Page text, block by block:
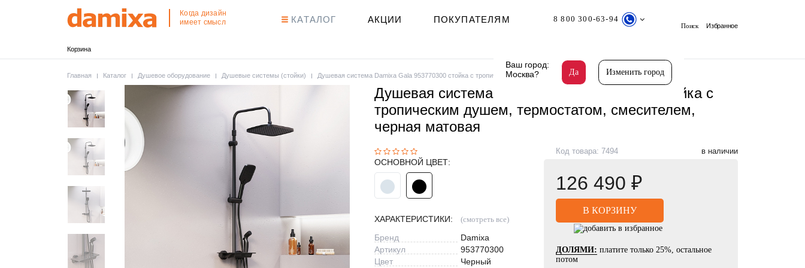
Когда дизайн
имеет смысл
КАТАЛОГ АКЦИИ ПОКУПАТЕЛЯМ 8 800 300-63-94
Поиск Избранное
Корзина
Ваш город:
Москва?
Да Изменить город
Главная Каталог Душевое оборудование Душевые системы (стойки) Душевая система Damixa Gala 953770300 стойка с тропическим душем, термостатом, смесителем, черная матовая
Душевая система Damixa Gala 953770300 стойка с
тропическим душем, термостатом, смесителем,
черная матовая
ОСНОВНОЙ ЦВЕТ:
ХАРАКТЕРИСТИКИ: (смотреть все)
Бренд
Damixa
Артикул
953770300
Цвет
Черный
Код товара: 7494 в наличии
126 490 ₽
ДОЛЯМИ: платите только 25%, остальное
потом